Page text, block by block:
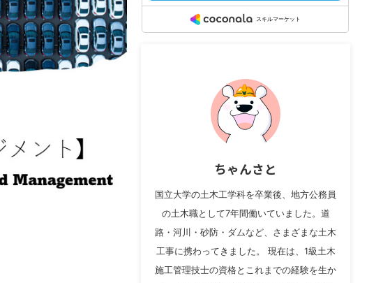
ちゃんさと
国立大学の土木工学科を卒業後、地方公務員
の土木職として7年間働いていました。道
路・河川・砂防・ダムなど、さまざまな土木
工事に携わってきました。 現在は、1級土木
施工管理技士の資格とこれまでの経験を生か